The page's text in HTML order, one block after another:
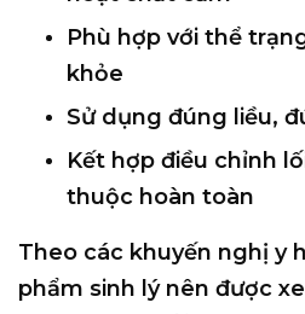
Phù hợp với thể
khỏe
Sử dụng đúng liều,
Kết hợp điều chỉnh
thuộc hoàn toàn
Theo các khuyến nghị y
phẩm sinh lý nên được